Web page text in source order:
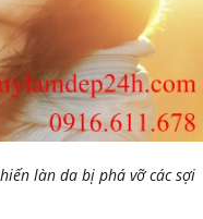
làn da bị phá vỡ các sợi